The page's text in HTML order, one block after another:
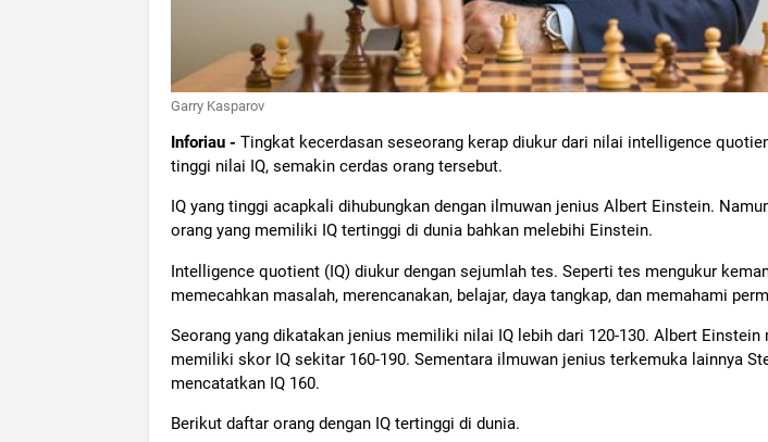
Garry Kasparov
Inforiau - Tingkat kecerdasan seseorang kerap diukur dari nilai intelligence
tinggi nilai IQ, semakin cerdas orang tersebut.
IQ yang tinggi acapkali dihubungkan dengan ilmuwan jenius Albert Einstein.
orang yang memiliki IQ tertinggi di dunia bahkan melebihi Einstein.
Intelligence quotient (IQ) diukur dengan sejumlah tes. Seperti tes mengukur
memecahkan masalah, merencanakan, belajar, daya tangkap, dan memahami
Seorang yang dikatakan jenius memiliki nilai IQ lebih dari 120-130. Albert Einstein
memiliki skor IQ sekitar 160-190. Sementara ilmuwan jenius terkemuka lainnya
mencatatkan IQ 160.
Berikut daftar orang dengan IQ tertinggi di dunia.